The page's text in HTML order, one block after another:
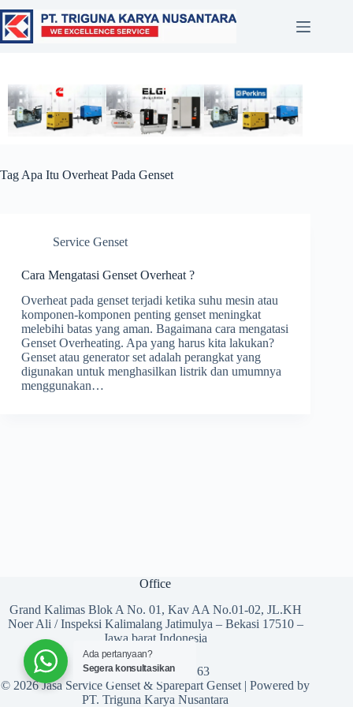
Tag Apa Itu Overheat Pada Genset
Service Genset
Cara Mengatasi Genset Overheat ?
Overheat pada genset terjadi ketika suhu mesin atau
komponen-komponen penting genset meningkat
melebihi batas yang aman. Bagaimana cara mengatasi
Genset Overheating. Apa yang harus kita lakukan?
Genset atau generator set adalah perangkat yang
digunakan untuk menghasilkan listrik dan umumnya
menggunakan…
Office
Grand Kalimas Blok A No. 01, Kav AA No.01-02, JL.KH
Noer Ali / Inspeksi Kalimalang Jatimulya – Bekasi 17510 –
Jawa barat Indonesia
Telp (021) 2956 6163
© 2026 Jasa Service Genset & Sparepart Genset | Powered by
PT. Triguna Karya Nusantara
Ada pertanyaan?
Segera konsultasikan